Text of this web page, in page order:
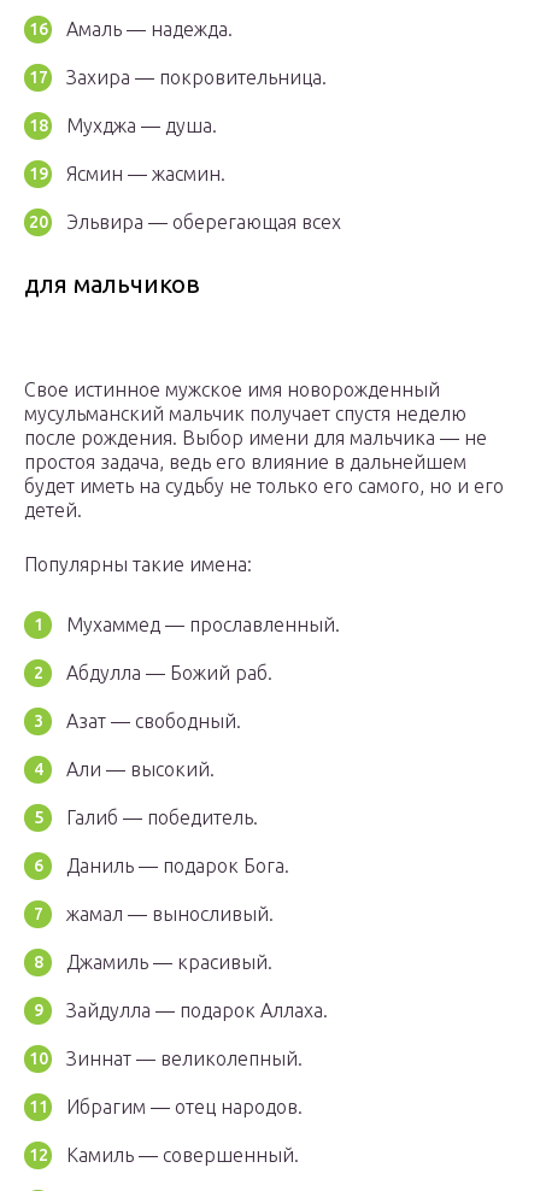
Амаль — надежда.
Захира — покровительница.
Мухджа — душа.
Ясмин — жасмин.
Эльвира — оберегающая всех
для мальчиков
Свое истинное мужское имя новорожденный
мусульманский мальчик получает спустя неделю
после рождения. Выбор имени для мальчика — не
простоя задача, ведь его влияние в дальнейшем
будет иметь на судьбу не только его самого, но и его
детей.
Популярны такие имена:
Мухаммед — прославленный.
Абдулла — Божий раб.
Азат — свободный.
Али — высокий.
Галиб — победитель.
Даниль — подарок Бога.
жамал — выносливый.
Джамиль — красивый.
Зайдулла — подарок Аллаха.
Зиннат — великолепный.
Ибрагим — отец народов.
Камиль — совершенный.